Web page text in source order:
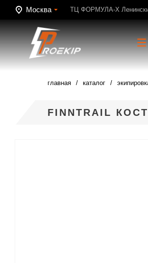
Москва ТЦ ФОРМУЛА-Х
главная каталог
FINNTRAIL